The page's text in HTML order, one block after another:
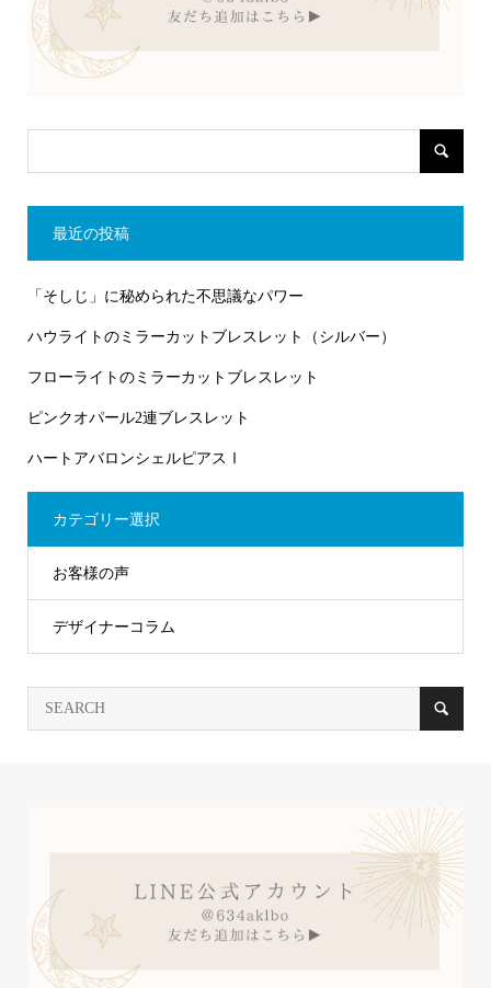
最近の投稿
「そしじ」に秘められた不思議なパワー
ハウライトのミラーカットブレスレット（シルバー）
フローライトのミラーカットブレスレット
ピンクオパール2連ブレスレット
ハートアバロンシェルピアスⅠ
カテゴリー選択
お客様の声
デザイナーコラム